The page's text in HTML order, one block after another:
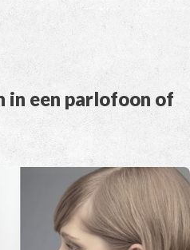
in een parlofoon of